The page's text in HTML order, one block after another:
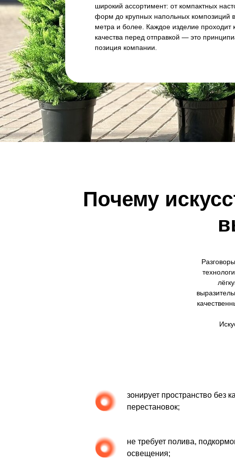
широкий ассортимент: от компактных
форм до крупных напольных композиций
метра и более. Каждое изделие проходит
качества перед отправкой — это
позиция компании.
Почему
зонирует пространство без
перестановок;
не требует полива,
освещения;